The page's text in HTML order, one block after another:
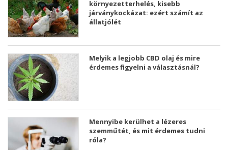
környezetterhelés, kisebb
járványkockázat: ezért számít az
állatjólét
Melyik a legjobb CBD olaj és mire
érdemes figyelni a választásnál?
Mennyibe kerülhet a lézeres
szemműtét, és mit érdemes tudni
róla?